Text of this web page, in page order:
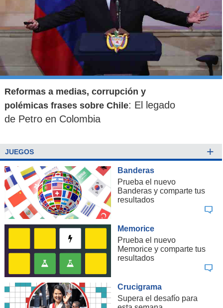
Reformas a medias, corrupción y
polémicas frases sobre Chile: El legado
de Petro en Colombia
JUEGOS +
Banderas
Prueba el nuevo
Banderas y comparte tus
resultados
Memorice
Prueba el nuevo
Memorice y comparte tus
resultados
Crucigrama
Supera el desafío para